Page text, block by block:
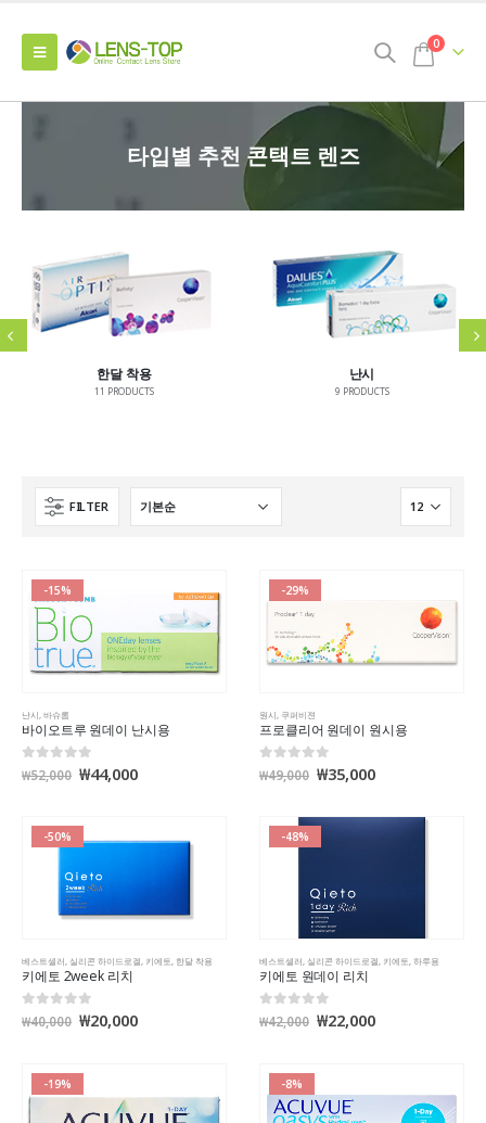
0
타입별 추천 콘택트 렌즈
한달 착용
11 PRODUCTS
난시
9 PRODUCTS
FILTER
-15%
난시 바슈롬
바이오트루 원데이 난시용
0out of 5
₩52,000 ₩44,000
-29%
원시 쿠퍼비젼
프로클리어 원데이 원시용
0out of 5
₩49,000 ₩35,000
-50%
베스트셀러,실리콘 하이드로겔, 키에토, 한달 착용
키에토 2week 리치
0out of 5
₩40,000 ₩20,000
-48%
베스트셀러,실리콘 하이드로겔, 키에토,하루용
키에토 원데이 리치
0out of 5
₩42,000 ₩22,000
-19% -8%